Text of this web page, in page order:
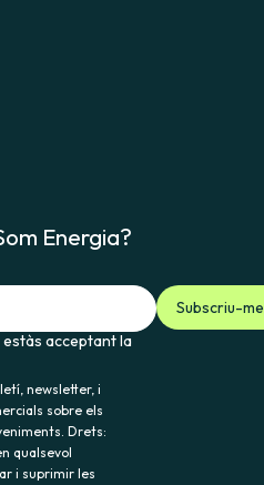
Energia?
Subscriu-me
acceptant la
newsletter, i
sobre els
Drets:
qualsevol
i suprimir les